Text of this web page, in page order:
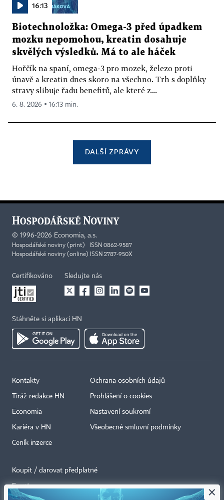
16:13
Biotechnoložka: Omega-3 před úpadkem
mozku nepomohou, kreatin dosahuje
skvělých výsledků. Má to ale háček
Hořčík na spaní, omega-3 pro mozek, železo proti
únavě a kreatin dnes skoro na všechno. Trh s doplňky
stravy slibuje řadu benefitů, ale které z...
6. 8. 2026 ▪ 16:13 min.
DALŠÍ ZPRÁVY
© 1996-2026 Economia, a.s.
Hospodářské noviny (print) ISSN 0862-9587
Hospodářské noviny (online) ISSN 2787-950X
Certifikováno Sledujte nás
Stáhněte si aplikaci HN
Kontakty
Tiráž redakce HN
Economia
Kariéra v HN
Ceník inzerce
Ochrana osobních údajů
Prohlášení o cookies
Nastavení soukromí
Všeobecné smluvní podmínky
Koupit / darovat předplatné
Eventy ×